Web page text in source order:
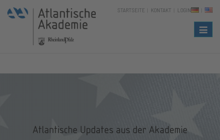
STARTSEITE KONTAKT LOGIN
Atlantische Updates aus der Akademie